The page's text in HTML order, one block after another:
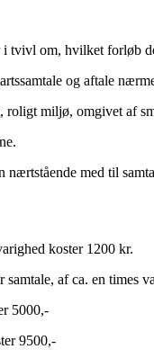
tvivl om, hvilket forløb
og aftale
roligt miljø, omgivet af
nærtstående med til
koster 1200 kr.
samtale, af ca. en times
5000,-
9500,-